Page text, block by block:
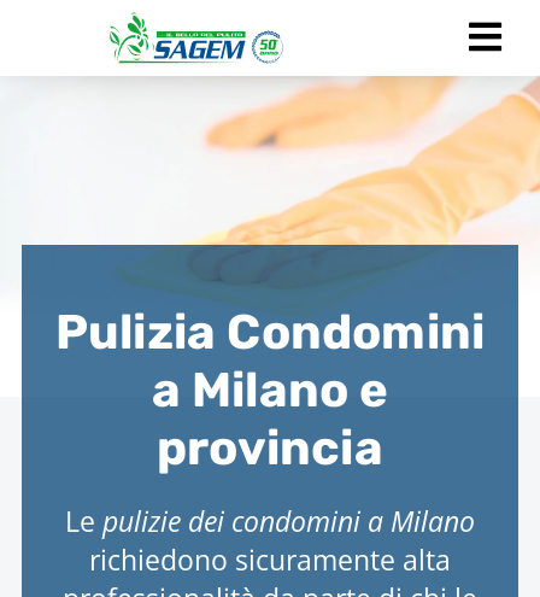
Pulizia Condomini
a Milano e
provincia
Le pulizie dei condomini a Milano
richiedono sicuramente alta